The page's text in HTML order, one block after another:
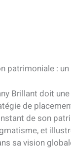
patrimoniale :
Brillant doit
de
de son
et
sa vision